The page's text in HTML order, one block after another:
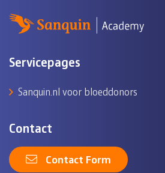
Servicepages
Sanquin.nl voor bloeddonors
Contact
Contact Form